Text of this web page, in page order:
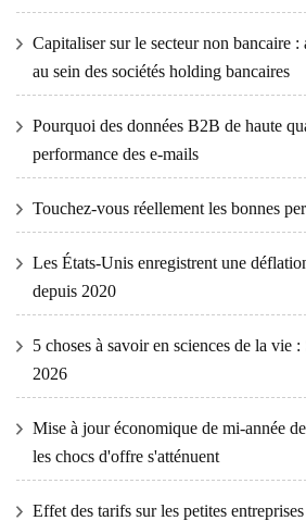
Capitaliser sur le secteur non bancaire :
au sein des sociétés holding bancaires
Pourquoi des données B2B de haute
performance des e-mails
Touchez-vous réellement les bonnes
Les États-Unis enregistrent une
depuis 2020
5 choses à savoir en sciences de la vie
2026
Mise à jour économique de mi-année
les chocs d'offre s'atténuent
Effet des tarifs sur les petites